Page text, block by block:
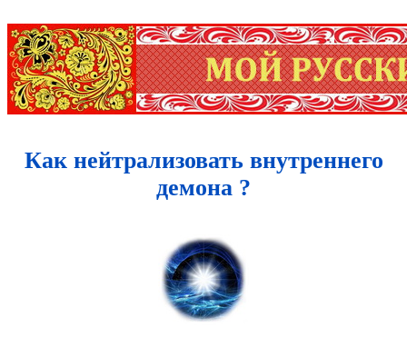
Как нейтрализовать внутреннего
демона ?